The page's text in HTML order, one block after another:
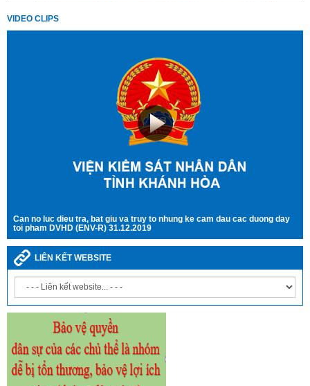
VIDEO CLIPS
Can no luc dieu tra, bat giu va truy to nhung ke cam dau cac duong day
toi pham DVHD (ENV-R) 31.12.2019
LIÊN KẾT WEBSITE